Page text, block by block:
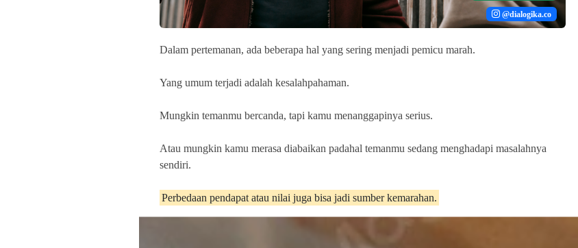
@dialogika.co
Dalam pertemanan, ada beberapa hal yang sering menjadi pemicu marah.
Yang umum terjadi adalah kesalahpahaman.
Mungkin temanmu bercanda, tapi kamu menanggapinya serius.
Atau mungkin kamu merasa diabaikan padahal temanmu sedang menghadapi masalahnya
sendiri.
Perbedaan pendapat atau nilai juga bisa jadi sumber kemarahan.